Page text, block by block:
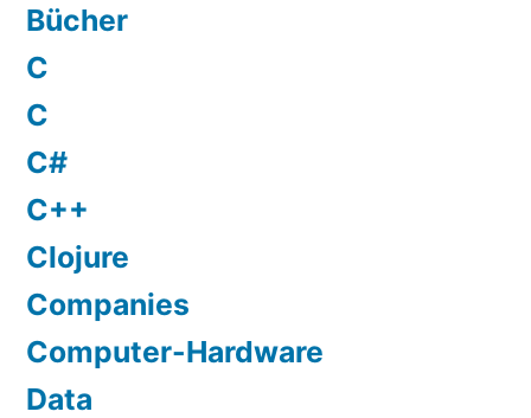
Bücher
C
C
C#
C++
Clojure
Companies
Computer-Hardware
Data